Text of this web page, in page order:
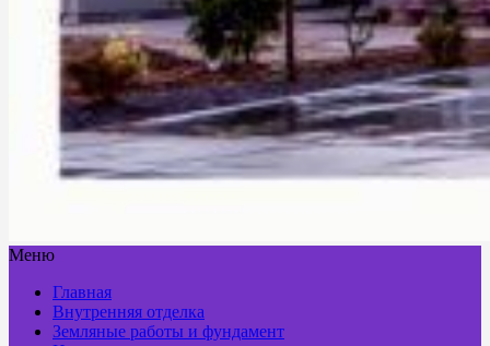
Меню
Главная
Внутренняя отделка
Земляные работы и фундамент